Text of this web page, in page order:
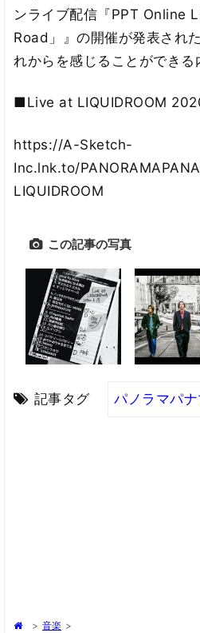
ンライブ配信『PPT Online
Road」』の開催が発表され
れからを感じることができる
■Live at LIQUIDROOM
https://A-Sketch-
Inc.lnk.to/
LIQUIDROOM
この記事の写真
記事タグ パノラマパ
> 音楽 >